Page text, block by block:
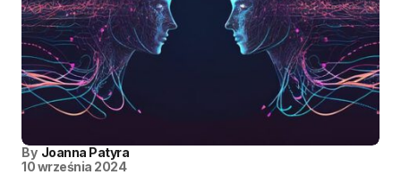
By Joanna Patyra
10 września 2024